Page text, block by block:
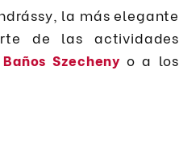
la más elegante
de las actividades
Szecheny o a los